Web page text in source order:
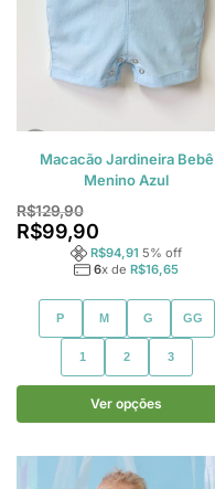
Macacão Jardineira Bebê
Menino Azul
R$129,90
R$99,90
R$94,91 5% off
6x de R$16,65
P M G GG
1 2 3
Ver opções